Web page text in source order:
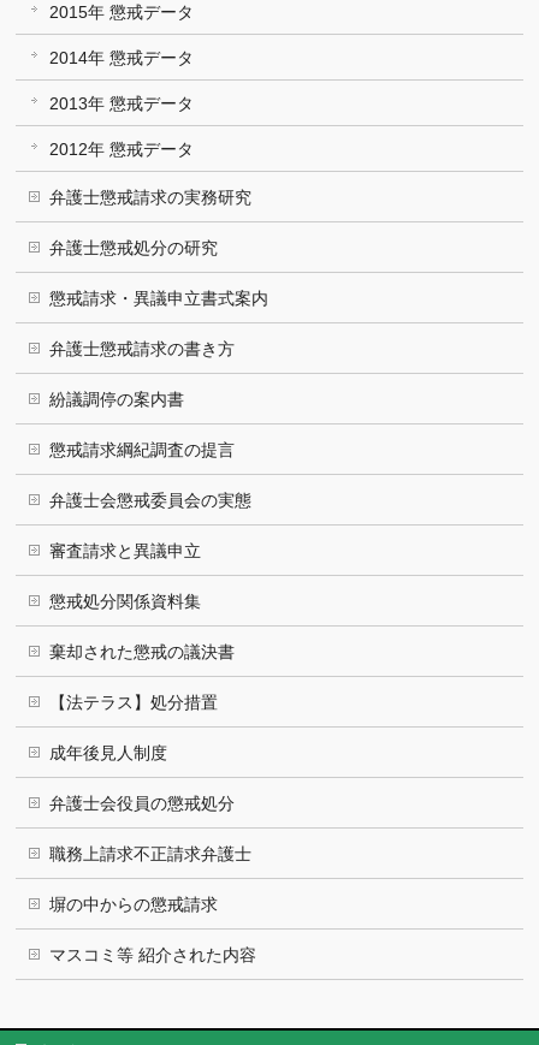
2015年 懲戒データ
2014年 懲戒データ
2013年 懲戒データ
2012年 懲戒データ
弁護士懲戒請求の実務研究
弁護士懲戒処分の研究
懲戒請求・異議申立書式案内
弁護士懲戒請求の書き方
紛議調停の案内書
懲戒請求綱紀調査の提言
弁護士会懲戒委員会の実態
審査請求と異議申立
懲戒処分関係資料集
棄却された懲戒の議決書
【法テラス】処分措置
成年後見人制度
弁護士会役員の懲戒処分
職務上請求不正請求弁護士
塀の中からの懲戒請求
マスコミ等 紹介された内容